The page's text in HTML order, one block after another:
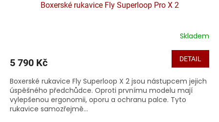
Boxerské rukavice Fly Superloop Pro X 2
Skladem
5 790 Kč DETAIL
Boxerské rukavice Fly Superloop X 2 jsou nástupcem jejich
úspěšného předchůdce. Oproti prvnímu modelu mají
vylepšenou ergonomii, oporu a ochranu palce. Tyto
rukavice samozřejmě...